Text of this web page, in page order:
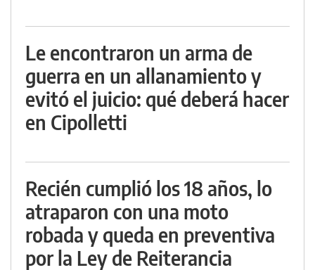
Le encontraron un arma de
guerra en un allanamiento y
evitó el juicio: qué deberá hacer
en Cipolletti
Recién cumplió los 18 años, lo
atraparon con una moto
robada y queda en preventiva
por la Ley de Reiterancia